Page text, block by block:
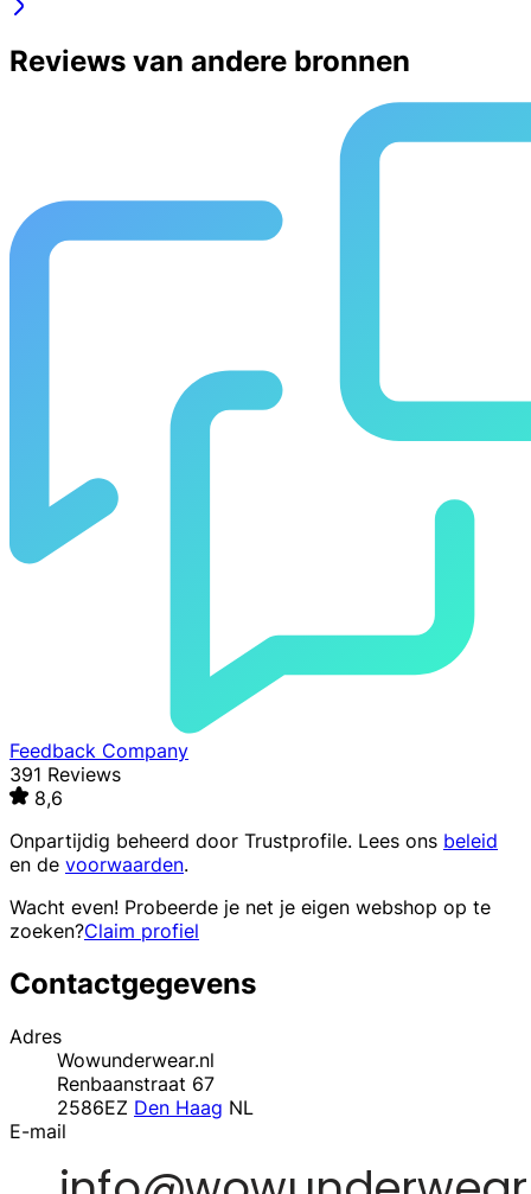
Reviews van andere bronnen
Feedback Company
391 Reviews
8,6
Onpartijdig beheerd door Trustprofile. Lees ons beleid
en de voorwaarden.
Wacht even! Probeerde je net je eigen webshop op te
zoeken?Claim profiel
Contactgegevens
Adres
Wowunderwear.nl
Renbaanstraat 67
2586EZ Den Haag NL
E-mail